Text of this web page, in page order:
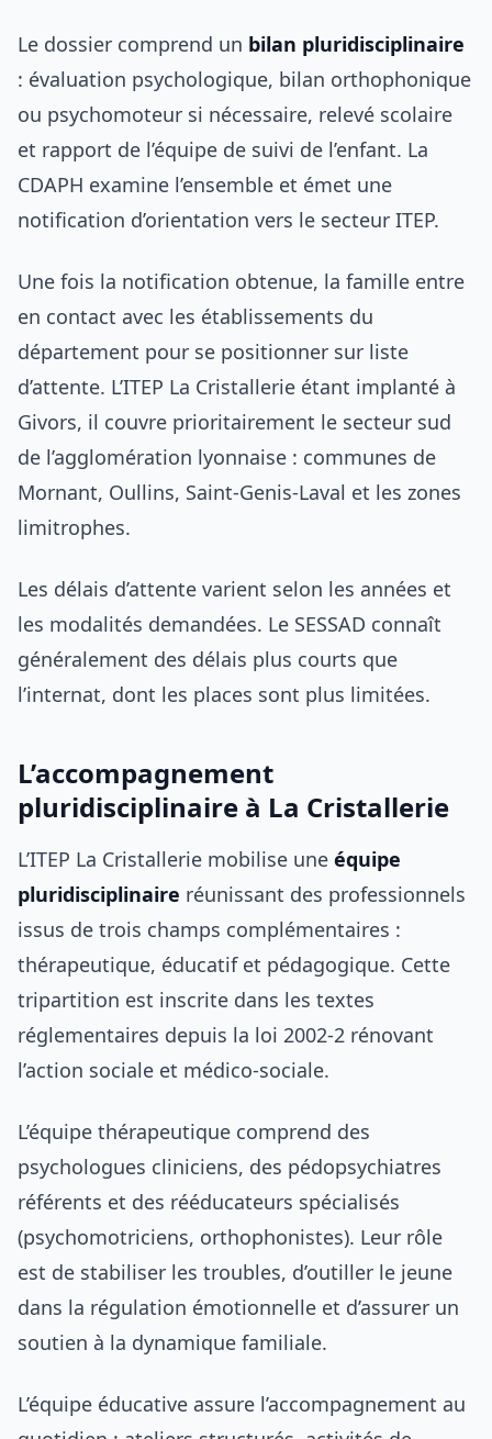
Le dossier comprend un bilan pluridisciplinaire
: évaluation psychologique, bilan orthophonique
ou psychomoteur si nécessaire, relevé scolaire
et rapport de l’équipe de suivi de l’enfant. La
CDAPH examine l’ensemble et émet une
notification d’orientation vers le secteur ITEP.
Une fois la notification obtenue, la famille entre
en contact avec les établissements du
département pour se positionner sur liste
d’attente. L’ITEP La Cristallerie étant implanté à
Givors, il couvre prioritairement le secteur sud
de l’agglomération lyonnaise : communes de
Mornant, Oullins, Saint-Genis-Laval et les zones
limitrophes.
Les délais d’attente varient selon les années et
les modalités demandées. Le SESSAD connaît
généralement des délais plus courts que
l’internat, dont les places sont plus limitées.
L’accompagnement
pluridisciplinaire à La Cristallerie
L’ITEP La Cristallerie mobilise une équipe
pluridisciplinaire réunissant des professionnels
issus de trois champs complémentaires :
thérapeutique, éducatif et pédagogique. Cette
tripartition est inscrite dans les textes
réglementaires depuis la loi 2002-2 rénovant
l’action sociale et médico-sociale.
L’équipe thérapeutique comprend des
psychologues cliniciens, des pédopsychiatres
référents et des rééducateurs spécialisés
(psychomotriciens, orthophonistes). Leur rôle
est de stabiliser les troubles, d’outiller le jeune
dans la régulation émotionnelle et d’assurer un
soutien à la dynamique familiale.
L’équipe éducative assure l’accompagnement au